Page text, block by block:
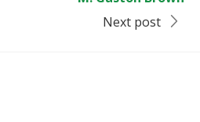
Next post